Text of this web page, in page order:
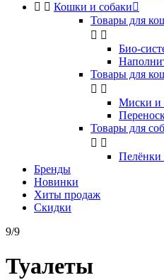
  Кошки и собаки
Товары для
 
Био-
Товары для
 
Миски и
Товары для
 
Пелёнки
Бренды
Новинки
Хиты продаж
Скидки
9/9
Туалеты